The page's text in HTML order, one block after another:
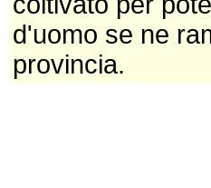
d'uomo se ne
provincia.